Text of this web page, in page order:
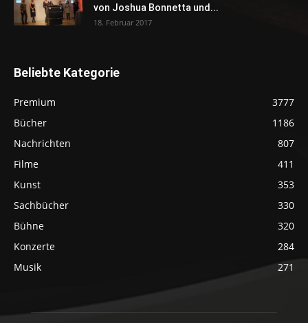
von Joshua Bonnetta und...
18. Februar 2017
Beliebte Kategorie
Premium
3777
Bücher
1186
Nachrichten
807
Filme
411
Kunst
353
Sachbücher
330
Bühne
320
Konzerte
284
Musik
271